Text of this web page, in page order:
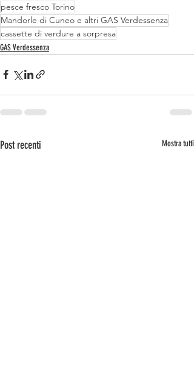
pesce fresco Torino
Mandorle di Cuneo e altri GAS Verdessenza
cassette di verdure a sorpresa
GAS Verdessenza
Post recenti Mostra tutti